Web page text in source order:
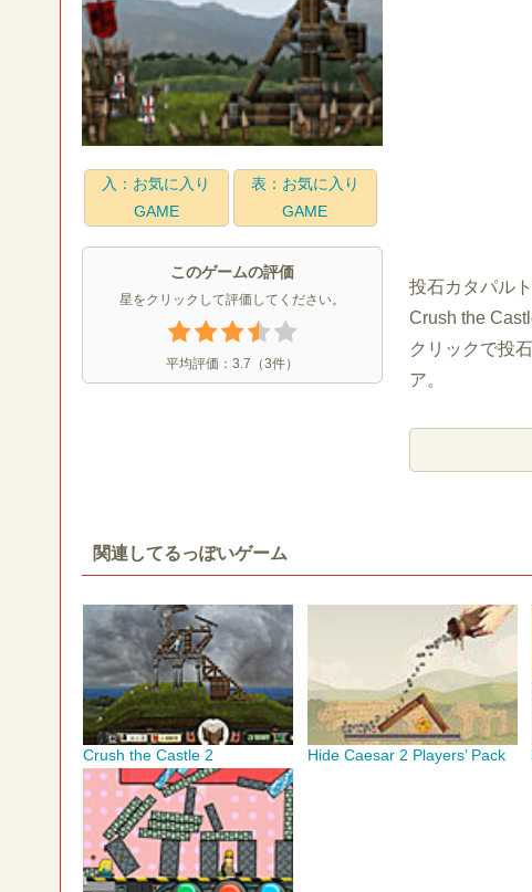
入：お気に入り
GAME
表：お気に入り
GAME
このゲームの評価
星をクリックして評価してください。
平均評価： 3.7 （3件）
投石カタパル
Crush the
クリックで投
ア。
関連してるっぽいゲーム
Crush the Castle 2 Hide Caesar 2 Players’ Pack